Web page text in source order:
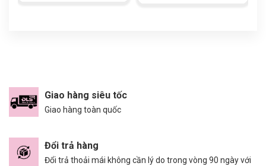
Giao hàng siêu tốc
Giao hàng toàn quốc
Đổi trả hàng
Đổi trả thoải mái không cần lý do trong vòng 90 ngày với